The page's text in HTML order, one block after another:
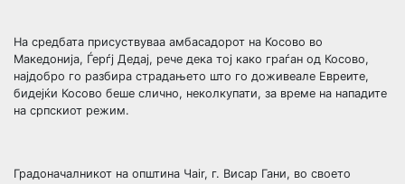
На средбата присуствуваа амбасадорот на Косово во
Македонија, Ѓерѓј Дедај, рече дека тој како граѓан од Косово,
најдобро го разбира страдањето што го доживеале Евреите,
бидејќи Косово беше слично, неколкупати, за време на нападите
на српскиот режим.
Градоначалникот на општина Чair, г. Висар Гани, во своето